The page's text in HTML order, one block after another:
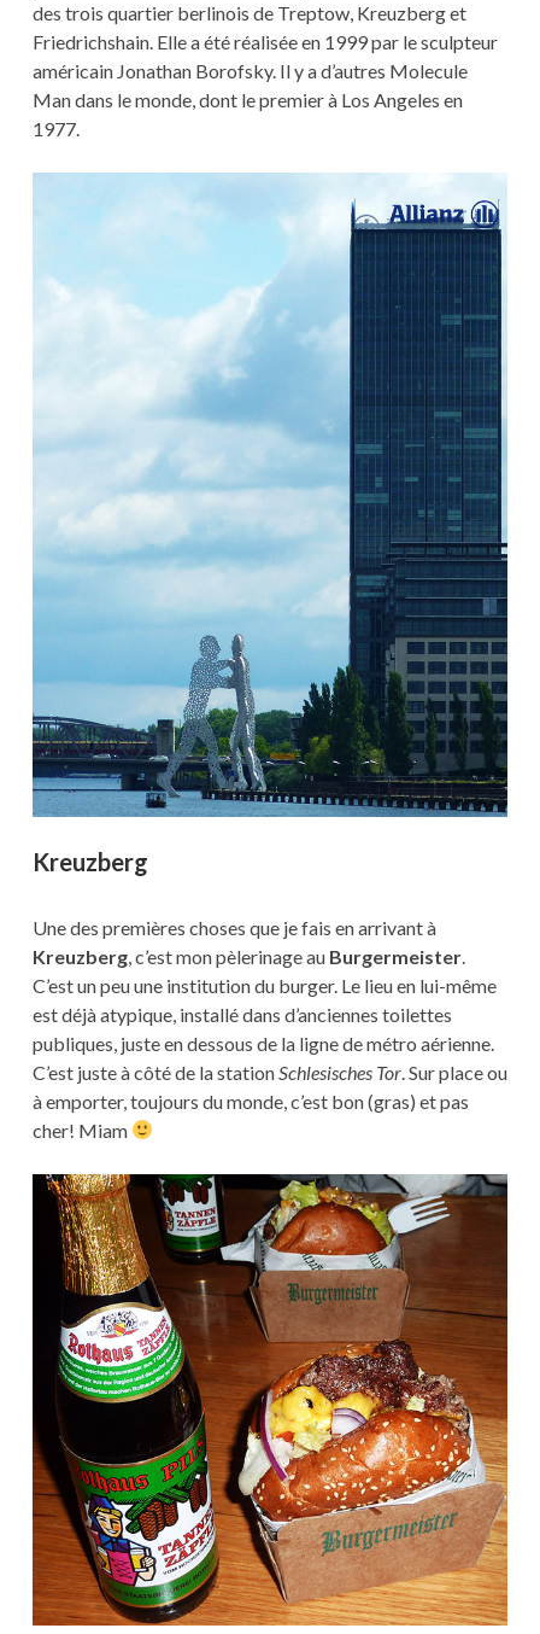
des trois quartier berlinois de Treptow, Kreuzberg et
Friedrichshain. Elle a été réalisée en 1999 par le sculpteur
américain Jonathan Borofsky. Il y a d’autres Molecule
Man dans le monde, dont le premier à Los Angeles en
1977.
Kreuzberg
Une des premières choses que je fais en arrivant à
Kreuzberg, c’est mon pèlerinage au Burgermeister.
C’est un peu une institution du burger. Le lieu en lui-même
est déjà atypique, installé dans d’anciennes toilettes
publiques, juste en dessous de la ligne de métro aérienne.
C’est juste à côté de la stationSchlesisches Tor. Sur place ou
à emporter, toujours du monde, c’est bon (gras) et pas
cher! Miam